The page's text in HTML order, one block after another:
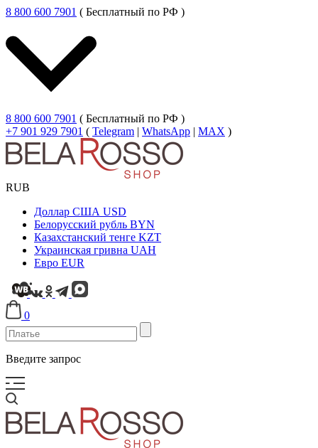
8 800 600 7901 ( Бесплатный по РФ )
8 800 600 7901 ( Бесплатный по РФ )
+7 901 929 7901 ( Telegram | WhatsApp | MAX )
RUB
Доллар США USD
Белорусский рубль BYN
Казахстанский тенге KZT
Украинская гривна UAH
Евро EUR
0
Введите запрос